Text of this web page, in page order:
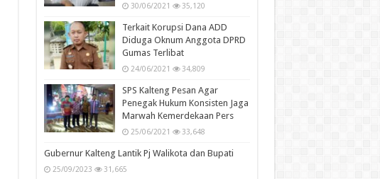
30/06/2021 35,120
Terkait Korupsi Dana ADD
Diduga Oknum Anggota DPRD
Gumas Terlibat
24/06/2021 34,809
SPS Kalteng Pesan Agar
Penegak Hukum Konsisten Jaga
Marwah Kemerdekaan Pers
25/06/2021 33,648
Gubernur Kalteng Lantik Pj Walikota dan Bupati
25/09/2023 31,665